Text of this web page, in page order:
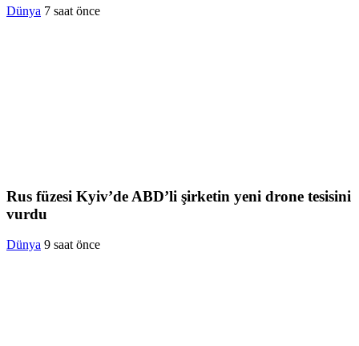
Dünya 7 saat önce
Rus füzesi Kyiv’de ABD’li şirketin yeni drone tesisini
vurdu
Dünya 9 saat önce